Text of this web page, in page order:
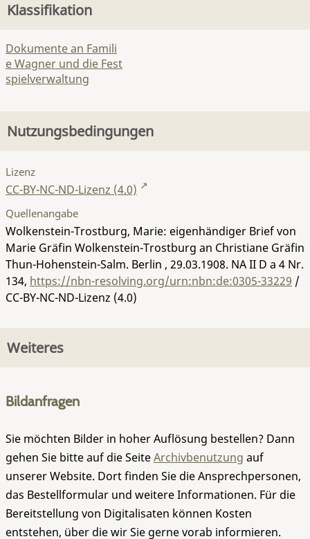
Klassifikation
Dokumente an Famili
e Wagner und die Fest
spielverwaltung
Nutzungsbedingungen
Lizenz
CC-BY-NC-ND-Lizenz (4.0)
Quellenangabe
Wolkenstein-Trostburg, Marie: eigenhändiger Brief von
Marie Gräfin Wolkenstein-Trostburg an Christiane Gräfin
Thun-Hohenstein-Salm. Berlin , 29.03.1908. NA II D a 4 Nr.
134, https://nbn-resolving.org/urn:nbn:de:0305-33229 /
CC-BY-NC-ND-Lizenz (4.0)
Weiteres
Bildanfragen
Sie möchten Bilder in hoher Auflösung bestellen? Dann
gehen Sie bitte auf die SeiteArchivbenutzung auf
unserer Website. Dort finden Sie die Ansprechpersonen,
das Bestellformular und weitere Informationen. Für die
Bereitstellung von Digitalisaten können Kosten
entstehen, über die wir Sie gerne vorab informieren.